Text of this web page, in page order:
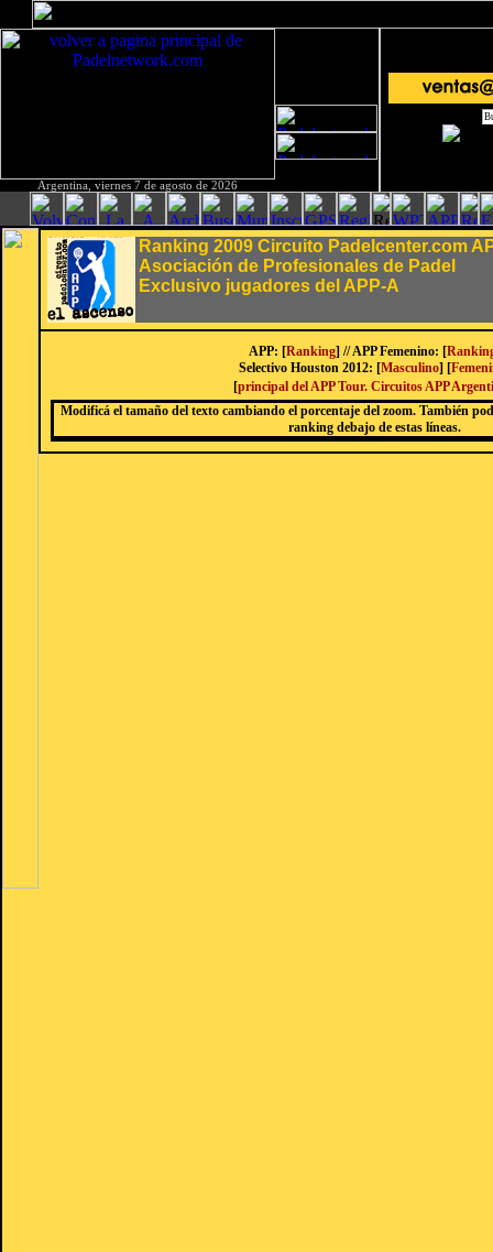
Argentina, viernes 7 de agosto de 2026
Ranking 2009 Circuito Padelcenter.com
Asociación de Profesionales de Padel
Exclusivo jugadores del APP-A
APP: [Ranking] // APP Femenino: [
Selectivo Houston 2012: [Masculino] [
[principal del APP Tour. Circuitos APP
Modificá el tamaño del texto cambiando el porcentaje del zoom. También
ranking debajo de estas líneas.